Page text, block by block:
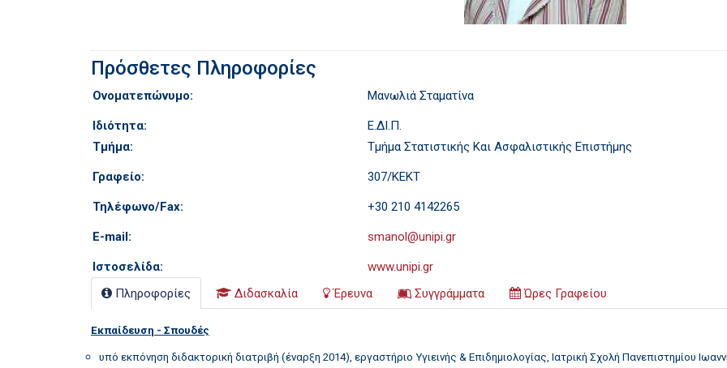
Πρόσθετες Πληροφορίες
Ονοματεπώνυμο: Μανωλιά Σταματίνα
Ιδιότητα:
Ε.ΔΙ.Π.
Τμήμα:
Τμήμα Στατιστικής Και Aσφαλιστικής Eπιστήμης
Γραφείο: 307/ΚΕΚΤ
Τηλέφωνο/Fax: +30 210 4142265
E-mail: smanol@unipi.gr
Ιστοσελίδα:
www.unipi.gr
Πληροφορίες
Διδασκαλία Έρευνα Συγγράμματα Ώρες Γραφείου
Εκπαίδευση - Σπουδές
υπό εκπόνηση διδακτορική διατριβή (έναρξη 2014), εργαστήριο Υγιεινής & Επιδημιολογίας, Ιατρική Σχολή Πανεπιστημίου